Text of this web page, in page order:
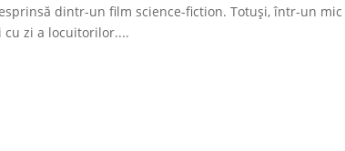
dintr-un film science-fiction. Totuși, într-un mic
cu zi a locuitorilor....